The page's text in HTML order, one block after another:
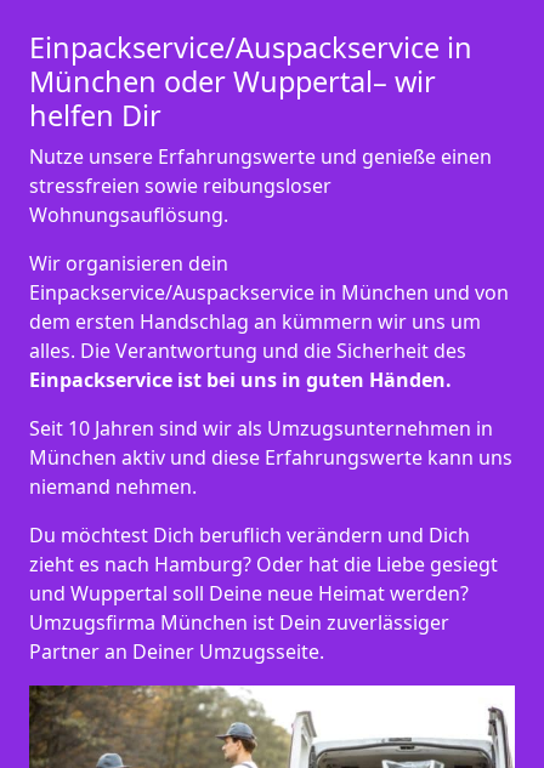
Einpackservice/Auspackservice in
München oder Wuppertal– wir
helfen Dir
Nutze unsere Erfahrungswerte und genieße einen
stressfreien sowie reibungsloser
Wohnungsauflösung.
Wir organisieren dein
Einpackservice/Auspackservice in München und von
dem ersten Handschlag an kümmern wir uns um
alles. Die Verantwortung und die Sicherheit des
Einpackservice ist bei uns in guten Händen.
Seit 10 Jahren sind wir als Umzugsunternehmen in
München aktiv und diese Erfahrungswerte kann uns
niemand nehmen.
Du möchtest Dich beruflich verändern und Dich
zieht es nach Hamburg? Oder hat die Liebe gesiegt
und Wuppertal soll Deine neue Heimat werden?
Umzugsfirma München ist Dein zuverlässiger
Partner an Deiner Umzugsseite.